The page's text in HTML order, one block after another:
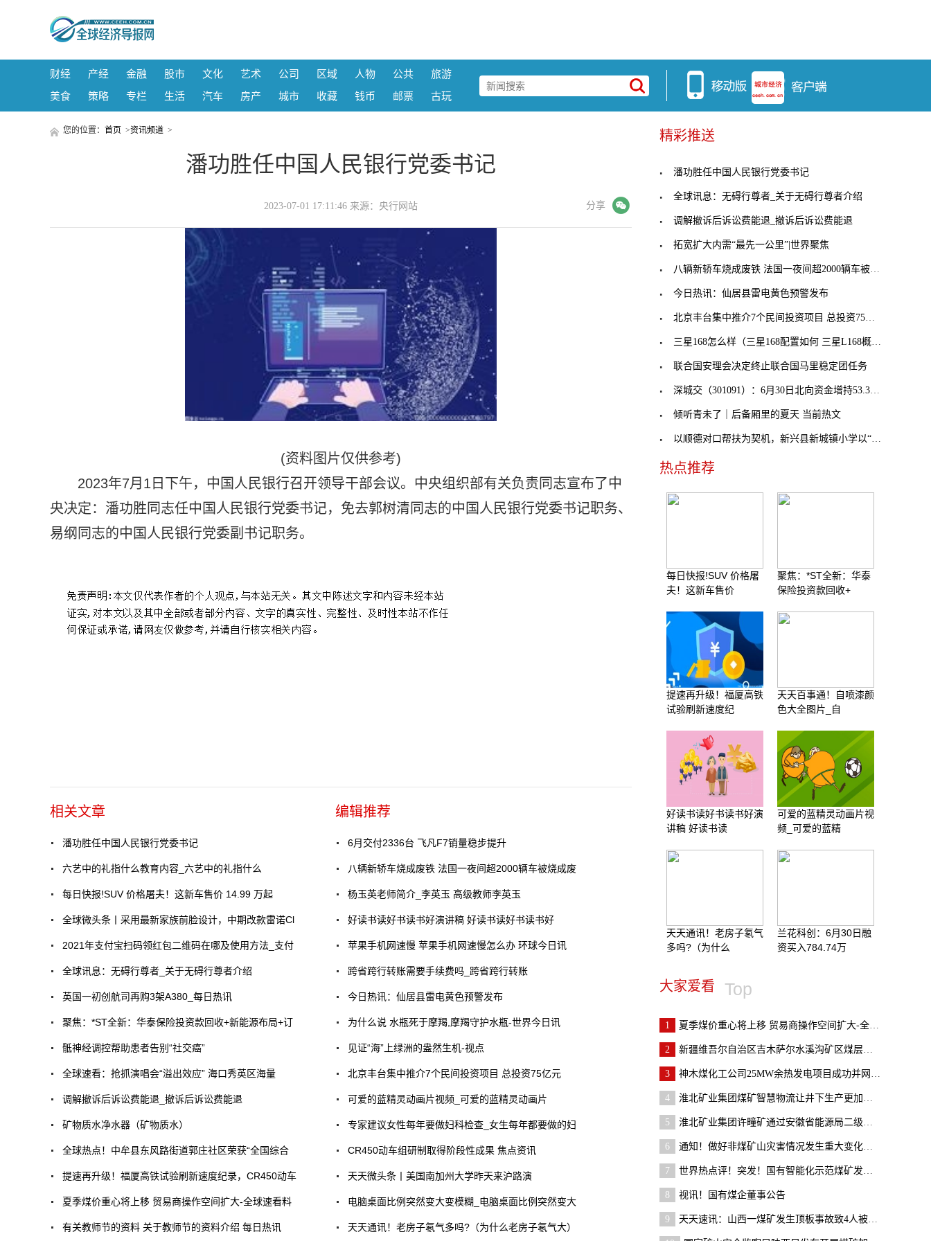
财经 产经 金融 股市 文化 艺术 公司 区域 人物 公共
旅游
美食
策略 专栏 生活 汽车 房产 城市 收藏 钱币 邮票 古玩
您的位置： 首页 >资讯频道 >
潘功胜任中国人民银行党委书记
2023-07-01 17:11:46 来源：央行网站 分享
(资料图片仅供参考)
2023年7月1日下午，中国人民银行召开领导干部会议。中央组织部有关负责同志宣布了中
央决定：潘功胜同志任中国人民银行党委书记，免去郭树清同志的中国人民银行党委书记职务、
易纲同志的中国人民银行党委副书记职务。
相关文章
潘功胜任中国人民银行党委书记
六艺中的礼指什么教育内容_六艺中的礼指什么
每日快报!SUV 价格屠夫！这新车售价 14.99 万起
全球微头条丨采用最新家族前脸设计，中期改款雷诺Cl
2021年支付宝扫码领红包二维码在哪及使用方法_支付
全球讯息：无碍行尊者_关于无碍行尊者介绍
英国一初创航司再购3架A380_每日热讯
聚焦：*ST全新：华泰保险投资款回收+新能源布局+订
骶神经调控帮助患者告别“社交癌”
全球速看：抢抓演唱会“溢出效应” 海口秀英区海量
调解撤诉后诉讼费能退_撤诉后诉讼费能退
矿物质水净水器（矿物质水）
全球热点！中牟县东风路街道郭庄社区荣获“全国综合
提速再升级！福厦高铁试验刷新速度纪录，CR450动车
夏季煤价重心将上移 贸易商操作空间扩大-全球速看料
有关教师节的资料 关于教师节的资料介绍 每日热讯
编辑推荐
6月交付2336台 飞凡F7销量稳步提升
八辆新轿车烧成废铁 法国一夜间超2000辆车被烧成废
杨玉英老师简介_李英玉 高级教师李英玉
好读书读好书读书好演讲稿 好读书读好书读书好
苹果手机网速慢 苹果手机网速慢怎么办 环球今日讯
跨省跨行转账需要手续费吗_跨省跨行转账
今日热讯：仙居县雷电黄色预警发布
为什么说 水瓶死于摩羯,摩羯守护水瓶-世界今日讯
见证“海”上绿洲的盎然生机-视点
北京丰台集中推介7个民间投资项目 总投资75亿元
可爱的蓝精灵动画片视频_可爱的蓝精灵动画片
专家建议女性每年要做妇科检查_女生每年都要做的妇
CR450动车组研制取得阶段性成果 焦点资讯
天天微头条丨美国南加州大学昨天来沪路演
电脑桌面比例突然变大变模糊_电脑桌面比例突然变大
天天通讯！老房子氡气多吗?（为什么老房子氡气大）
精彩推送
潘功胜任中国人民银行党委书记
全球讯息：无碍行尊者_关于无碍行尊者介绍
调解撤诉后诉讼费能退_撤诉后诉讼费能退
拓宽扩大内需“最先一公里”|世界聚焦
八辆新轿车烧成废铁 法国一夜间超2000辆车被烧成废
今日热讯：仙居县雷电黄色预警发布
北京丰台集中推介7个民间投资项目 总投资75亿元
三星168怎么样（三星168配置如何 三星L168概述）
联合国安理会决定终止联合国马里稳定团任务
深城交（301091）：6月30日北向资金增持53.36万股|
倾听青未了｜后备厢里的夏天 当前热文
以顺德对口帮扶为契机，新兴县新城镇小学以“订制模
热点推荐
每日快报!SUV 价格屠
夫！这新车售价
聚焦：*ST全新：华泰
保险投资款回收+
提速再升级！福厦高铁
试验刷新速度纪
天天百事通！自喷漆颜
色大全图片_自
好读书读好书读书好演
讲稿 好读书读
可爱的蓝精灵动画片视
频_可爱的蓝精
天天通讯！老房子氡气
多吗?（为什么
兰花科创：6月30日融
资买入784.74万
大家爱看 Top
1 夏季煤价重心将上移 贸易商操作空间扩大-全球速看料
2 新疆维吾尔自治区吉木萨尔水溪沟矿区煤层气开发项目
3 神木煤化工公司25MW余热发电项目成功并网发电
4 淮北矿业集团煤矿智慧物流让井下生产更加安全高效_
5 淮北矿业集团许疃矿通过安徽省能源局二级安全生产标
6 通知！做好非煤矿山灾害情况发生重大变化及时报告和
7 世界热点评！突发！国有智能化示范煤矿发生运输事故
8 视讯！国有煤企董事公告
9 天天速讯：山西一煤矿发生顶板事故致4人被困 3人已